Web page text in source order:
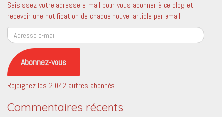
Saisissez votre adresse e-mail pour vous abonner à ce blog et
recevoir une notification de chaque nouvel article par email.
Adresse
e-
mail
Abonnez-vous
Rejoignez les 2 042 autres abonnés
Commentaires récents